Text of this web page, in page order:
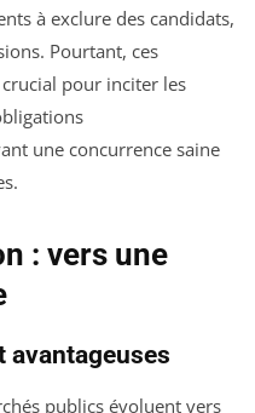
à exclure des candidats,
Pourtant, ces
pour inciter les
une concurrence saine
: vers une
avantageuses
publics évoluent vers